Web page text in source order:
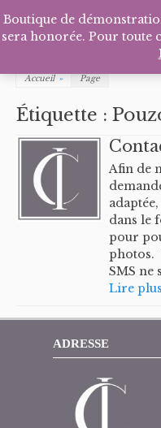
Accueil » Page
Étiquette :
Afin de
dans le
pour
photos.
SMS ne
Lire
ADRESSE
Boutique de
sera honorée. Pour toute